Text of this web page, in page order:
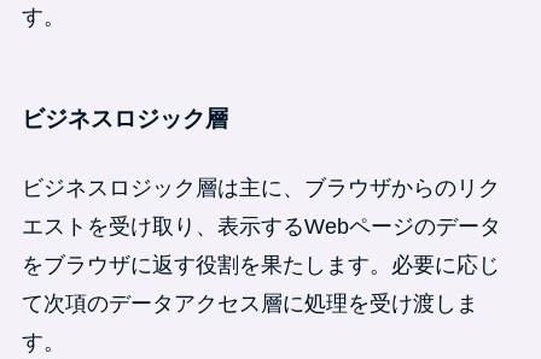
す。
ビジネスロジック層
ビジネスロジック層は主に、ブラウザからのリク
エストを受け取り、表示するWebページのデータ
をブラウザに返す役割を果たします。必要に応じ
て次項のデータアクセス層に処理を受け渡しま
す。